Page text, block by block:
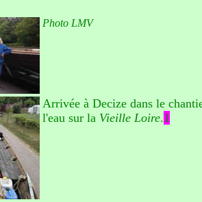
Photo LMV
Arrivée à Decize dans le
l'eau sur la Vieille Loire.1